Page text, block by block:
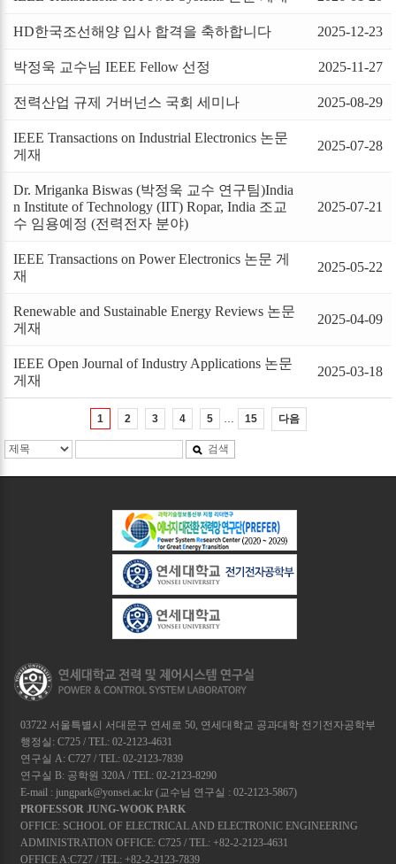
HD한국조선해양 입사 합격을 축하합니다 2025-12-23
박정욱 교수님 IEEE Fellow 선정 2025-11-27
전력산업 규제 거버넌스 국회 세미나 2025-08-29
IEEE Transactions on Industrial Electronics 논문
게재
2025-07-28
Dr. Mriganka Biswas (박정욱 교수 연구팀)India
n Institute of Technology (IIT) Ropar, India 조교
수 임용예정 (전력전자 분야)
2025-07-21
IEEE Transactions on Power Electronics 논문 게
재
2025-05-22
Renewable and Sustainable Energy Reviews 논문
게재
2025-04-09
IEEE Open Journal of Industry Applications 논문
게재
2025-03-18
1 2 3 4 5 15 다음
검색
03722 서울특별시 서대문구 연세로 50, 연세대학교 공과대학 전기전자공학부
행정실: C725 / TEL: 02-2123-4631
연구실 A: C727 / TEL: 02-2123-7839
연구실 B: 공학원 320A / TEL: 02-2123-8290
E-mail : jungpark@yonsei.ac.kr (교수님 연구실 : 02-2123-5867)
PROFESSOR JUNG-WOOK PARK
OFFICE: SCHOOL OF ELECTRICAL AND ELECTRONIC ENGINEERING
ADMINISTRATION OFFICE: C725 / TEL: +82-2-2123-4631
OFFICE A:C727 / TEL: +82-2-2123-7839